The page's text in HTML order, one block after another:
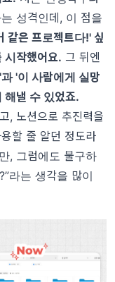
성격인데, 이 점을
같은 프로젝트다!' 싶
시작했어요. 그 뒤엔
'이 사람에게 실망
해낼 수 있었죠.
, 노션으로 추진력을
할 줄 알던 정도라
, 그럼에도 불구하
라는 생각을 많이